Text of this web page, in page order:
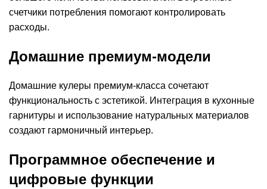
счетчики потребления помогают контролировать
расходы.
Домашние премиум-модели
Домашние кулеры премиум-класса сочетают
функциональность с эстетикой. Интеграция в кухонные
гарнитуры и использование натуральных материалов
создают гармоничный интерьер.
Программное обеспечение и
цифровые функции